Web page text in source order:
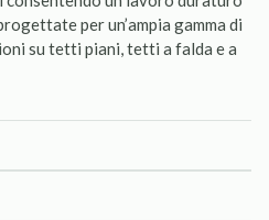
per un’ampia gamma di
su tetti piani, tetti a falda e a